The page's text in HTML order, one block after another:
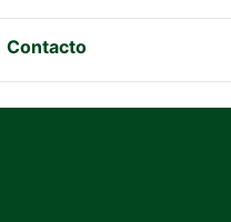
Contacto